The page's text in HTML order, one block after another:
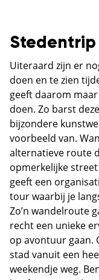
Uiteraard zijn er
doen en te zien
geeft daarom
doen. Zo barst
bijzondere
voorbeeld van.
alternatieve route
opmerkelijke
geeft een
tour waarbij je
Zo’n wandelroute
recht een unieke
op avontuur gaan.
stad vanuit een
weekendje weg.